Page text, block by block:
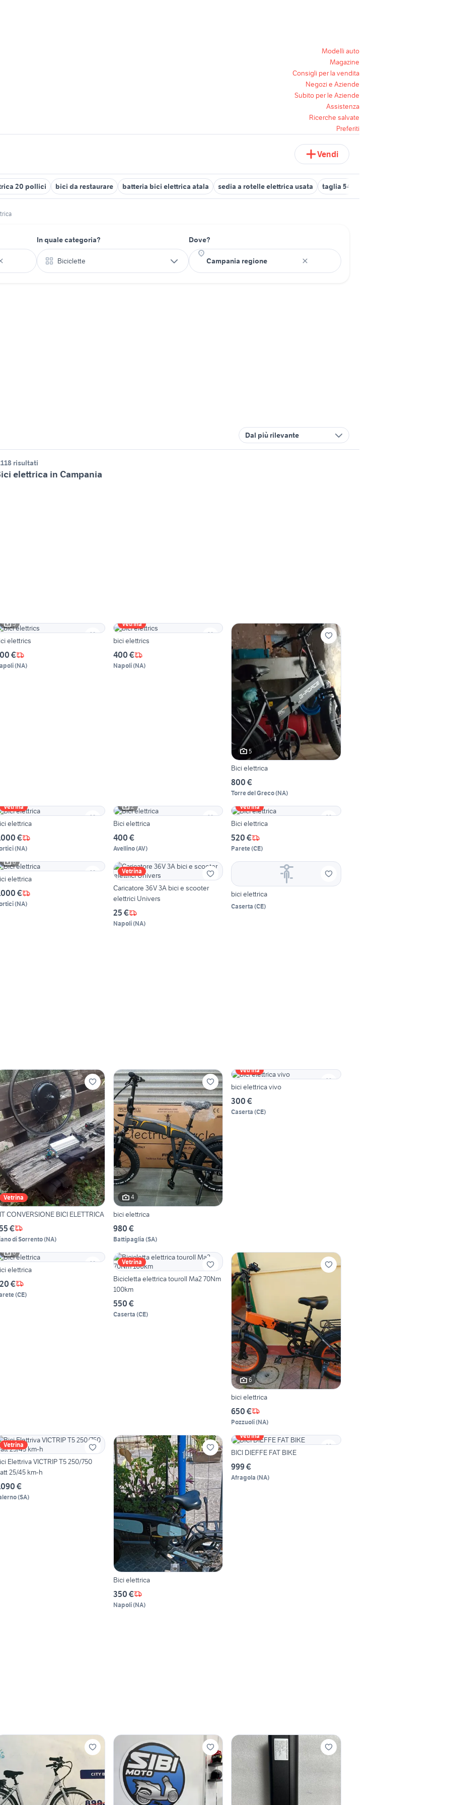
Modelli auto
Magazine
Consigli per la vendita
Negozi e Aziende
Subito per le Aziende
Assistenza
Ricerche salvate
Preferiti
Vendi
20 pollici bici da restaurare batteria bici elettrica atala sedia a rotelle elettrica usata taglia 54 bici da corsa
In quale categoria?
Biciclette
Dove?
Dal più rilevante
risultati
elettrica in Campania
5
elettrics
€
(NA)
Vetrina
bici elettrics
400 €
Napoli(NA)
5
Bici elettrica
800 €
Torre del Greco(NA)
Vetrina
elettrica
€
(NA)
2
Bici elettrica
400 €
Avellino(AV)
Vetrina
Bici elettrica
520 €
Parete(CE)
6
elettrica
€
(NA)
Vetrina
Caricatore 36V 3A bici e scooter
elettrici Univers
25 €
Napoli(NA)
bici elettrica
Caserta (CE)
Vetrina
CONVERSIONE BICI ELETTRICA
€
di Sorrento(NA)
4
bici elettrica
980 €
Battipaglia (SA)
Vetrina
bici elettrica vivo
300 €
Caserta (CE)
6
elettrica
€
(CE)
Vetrina
Bicicletta elettrica touroll Ma2 70Nm
100km
550 €
Caserta (CE)
6
bici elettrica
650 €
Pozzuoli(NA)
Vetrina
Elettriva VICTRIP T5 250/750
25/45 km-h
€
(SA)
Bici elettrica
350 €
Napoli(NA)
Vetrina
BICI DIEFFE FAT BIKE
999 €
Afragola (NA)